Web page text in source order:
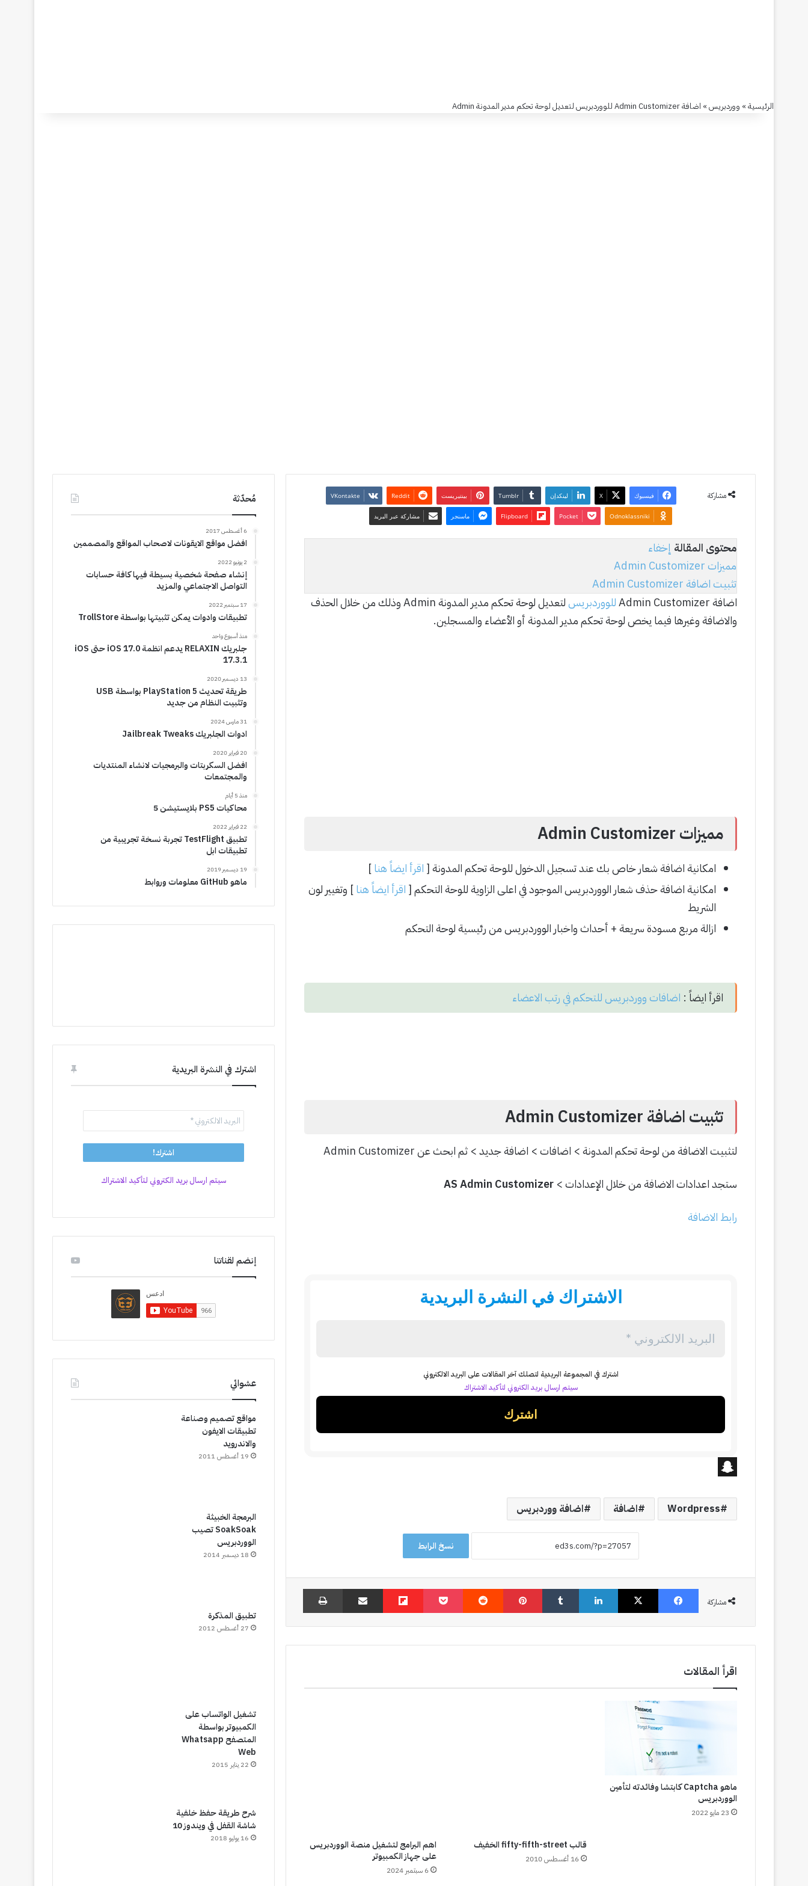
الرئيسية» ووردبريس» اضافة Admin Customizer للووردبريس لتعديل لوحة تحكم مدير المدونة Admin
للووردبريس
مشاركة فيسبوك ‫X لينكدإن ‏Tumblr بينتيريست ‏Reddit
Odnoklassniki
‫Pocket
Flipboard ماسنجر مشاركة عبر البريد
محتوى المقالة إخفاء
مميزات Admin Customizer
تثبيت اضافة Admin Customizer
اضافة Admin Customizer
للووردبريس
لتعديل لوحة تحكم مدير المدونة Admin وذلك من خلال الحذف
والاضافة وغيرها فيما يخص لوحة تحكم مدير المدونة أو الأعضاء والمسجلين.
مميزات Admin Customizer
امكانية اضافة شعار خاص بك عند تسجيل الدخول للوحة تحكم المدونة [ اقرأ ايضاً هنا]
امكانية اضافة حذف شعار الووردبريس الموجود في اعلى الزاوية للوحة التحكم [ اقرأ ايضاً هنا] وتغيير لون
الشريط
ازالة مربع مسودة سريعة + أحداث واخبار الووردبريس من رئيسية لوحة التحكم
اقرأ ايضاً : اضافات ووردبريس للتحكم في رتب الاعضاء
تثبيت اضافة Admin Customizer
لتثبيت الاضافة من لوحة تحكم المدونة > اضافات > اضافة جديد > ثم ابحث عن Admin Customizer
ستجد اعدادات الاضافة من خلال الإعدادات >
رابط الاضافة
الاشتراك في النشرة البريدية
اشترك في المجموعة البريدية لتصلك آخر المقالات على البريد الالكتروني
سيتم ارسال بريد الكتروني لتأكيد الاشتراك
a
h
a
Wordpress اضافة اضافة ووردبريس
نسخ الرابط
مشاركة
فيسبوك ‫X لينكدإن ‏Tumblr بينتيريست ‏Reddit
‫Pocket
Flipboard مشاركة عبر البريد
اقرأ المقالات
ماهو Captcha كابتشا وفائدته لتأمين
الووردبريس
23 مايو 2022
قالب fifty-fifth-street الخفيف
16 أغسطس 2010
اهم البرامج لتشغيل منصة الووردبريس
على جهاز الكمبيوتر
6 سبتمبر 2024
مُحدّثة
6 أغسطس 2017
افضل مواقع الايقونات لاصحاب المواقع والمصممين
2 يونيو 2022
إنشاء صفحة شخصية بسيطة فيها كافة حسابات
التواصل الاجتماعي والمزيد
17 سبتمبر 2022
تطبيقات وادوات يمكن تثبيتها بواسطة TrollStore
منذ أسبوع واحد
جلبريك RELAXIN يدعم انظمة iOS 17.0 حتى iOS
17.3.1
13 ديسمبر 2020
طريقة تحديث PlayStation 5 بواسطة USB
وتثبيت النظام من جديد
31 مارس 2024
ادوات الجلبريك Jailbreak Tweaks
20 فبراير 2020
افضل السكربتات والبرمجيات لانشاء المنتديات
والمجتمعات
منذ 5 أيام
محاكيات PS5 بلايستيشن 5
22 فبراير 2022
تطبيق TestFlight تجربة نسخة تجريبية من
تطبيقات ابل
19 ديسمبر 2019
ماهو GitHub معلومات وروابط
اشترك في النشرة البريدية
سيتم ارسال بريد الكتروني لتأكيد الاشتراك
إنضم لقناتنا
عشوائي
مواقع تصميم وصناعة
تطبيقات الايفون
والاندرويد
19 أغسطس 2011
البرمجة الخبيثة
SoakSoak تصيب
الووردبريس
18 ديسمبر 2014
تطبيق المذكرة
27 أغسطس 2012
تشغيل الواتساب على
الكمبيوتر بواسطة
المتصفح Whatsapp
Web
22 يناير 2015
شرح طريقة حفظ خلفية
شاشة القفل في ويندوز 10
16 يوليو 2018